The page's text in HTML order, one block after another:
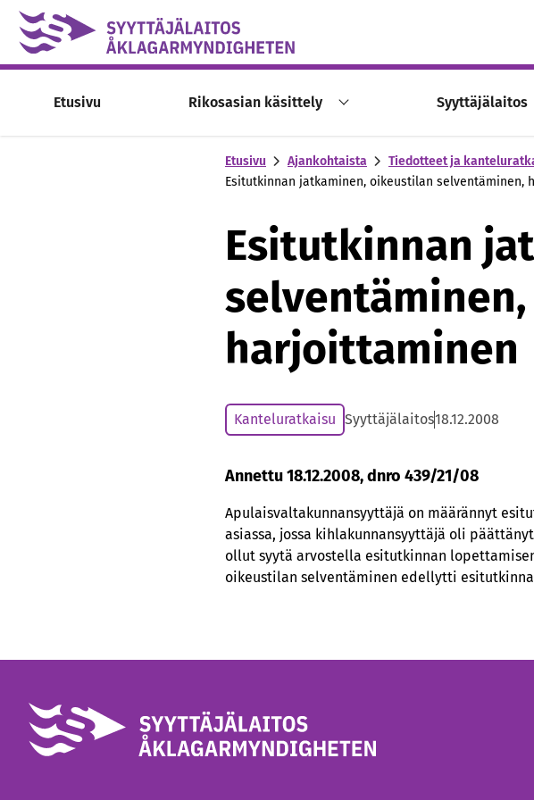
Skip to content -saavutettavuusohje
Etusivu Rikosasian käsittely Syyttäjälaitos
Etusivu Ajankohtaista
Tiedotteet ja
Esitutkinnan jatkaminen, oikeustilan selventäminen,
Esitutkinnan
harjoittaminen
Kanteluratkaisu Syyttäjälaitos18.12.2008
Annettu 18.12.2008, dnro 439/21/08
Apulaisvaltakunnansyyttäjä on määrännyt
asiassa, jossa kihlakunnansyyttäjä oli
ollut syytä arvostella esitutkinnan
oikeustilan selventäminen edellytti